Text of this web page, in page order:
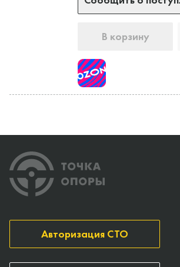
В корзину
Авторизация СТО